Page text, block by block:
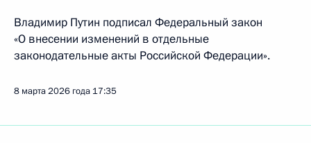
Владимир Путин подписал Федеральный закон
«О внесении изменений в отдельные
законодательные акты Российской Федерации».
8 марта 2026 года 17:35